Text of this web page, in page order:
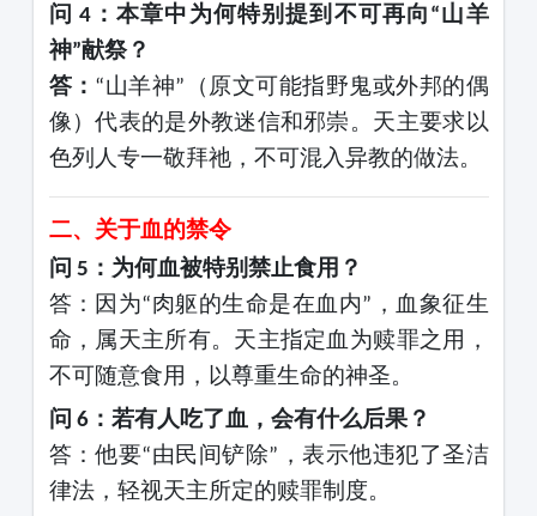
问 4：本章中为何特别提到不可再向 “山羊
神”献祭？
答： “山羊神”
（原文可能指野鬼或外邦的偶
像）代表的是外教迷信和邪崇。天主要求以
色列人专一敬拜祂，不可混入异教的做法。
二、关于血的禁令
问 5 ：为何血被特别禁止食用？
答：因为“肉躯的生命是在血内” ，血象征生
命，属天主所有。天主指定血为赎罪之用，
不可随意食用，以尊重生命的神圣。
问 6：若有人吃了血，会有什么后果？
答：他要“由民间铲除” ，表示他违犯了圣洁
律法，轻视天主所定的赎罪制度。